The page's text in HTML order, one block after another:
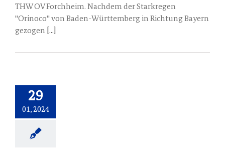
THW OV Forchheim. Nachdem der Starkregen
"Orinoco" von Baden-Württemberg in Richtung Bayern
gezogen [...]
29
01, 2024